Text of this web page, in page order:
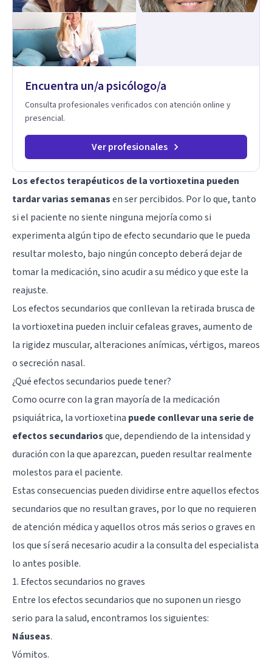
herramientas prácticas para navegar la vida familiar con amor,
límites sanos, serenidad y propósito. Trabajo desde una
mirada integral donde la mente, las emociones, la historia
familiar y la fe se encuentran para crear procesos
terapéuticos transformadores, cálidos y profundamente
en cada etapa de tu vida.
Encuentra un/a psicólogo/a
Consulta profesionales verificados con atención online y
presencial.
Ver profesionales
Los efectos terapéuticos de la vortioxetina pueden
tardar varias semanasen ser percibidos. Por lo que, tanto
si el paciente no siente ninguna mejoría como si
experimenta algún tipo de efecto secundario que le pueda
resultar molesto, bajo ningún concepto deberá dejar de
tomar la medicación, sino acudir a su médico y que este la
reajuste.
Los efectos secundarios que conllevan la retirada brusca de
la vortioxetina pueden incluir cefaleas graves, aumento de
la rigidez muscular, alteraciones anímicas, vértigos, mareos
o secreción nasal.
¿Qué efectos secundarios puede tener?
Como ocurre con la gran mayoría de la medicación
psiquiátrica, la vortioxetina puede conllevar una serie de
efectos secundariosque, dependiendo de la intensidad y
duración con la que aparezcan, pueden resultar realmente
molestos para el paciente.
Estas consecuencias pueden dividirse entre aquellos efectos
secundarios que no resultan graves, por lo que no requieren
de atención médica y aquellos otros más serios o graves en
los que sí será necesario acudir a la consulta del especialista
lo antes posible.
1. Efectos secundarios no graves
Entre los efectos secundarios que no suponen un riesgo
serio para la salud, encontramos los siguientes:
Náuseas.
Vómitos.